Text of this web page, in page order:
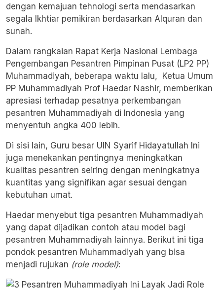
dengan kemajuan tehnologi serta mendasarkan
segala Ikhtiar pemikiran berdasarkan Alquran dan
sunah.
Dalam rangkaian Rapat Kerja Nasional Lembaga
Pengembangan Pesantren Pimpinan Pusat (LP2 PP)
Muhammadiyah, beberapa waktu lalu, Ketua Umum
PP Muhammadiyah Prof Haedar Nashir, memberikan
apresiasi terhadap pesatnya perkembangan
pesantren Muhammadiyah di Indonesia yang
menyentuh angka 400 lebih.
Di sisi lain, Guru besar UIN Syarif Hidayatullah Ini
juga menekankan pentingnya meningkatkan
kualitas pesantren seiring dengan meningkatnya
kuantitas yang signifikan agar sesuai dengan
kebutuhan umat.
Haedar menyebut tiga pesantren Muhammadiyah
yang dapat dijadikan contoh atau model bagi
pesantren Muhammadiyah lainnya. Berikut ini tiga
pondok pesantren Muhammadiyah yang bisa
menjadi rujukan (role model):